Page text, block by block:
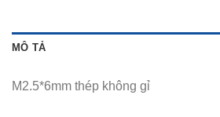
MÔ TẢ
M2.5*6mm thép không gỉ